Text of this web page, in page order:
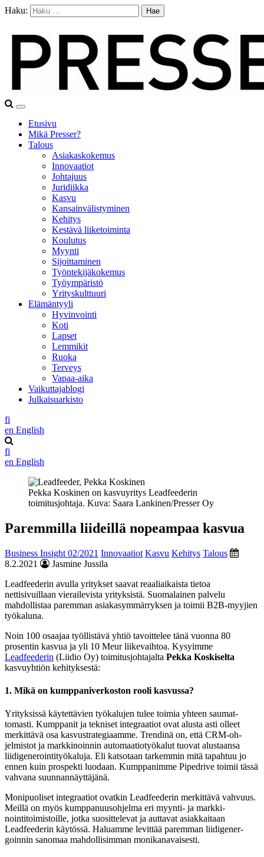
Haku:
Etusivu
Mikä Presser?
Talous
Asiakaskokemus
Innovaatiot
Johtajuus
Juridiikka
Kasvu
Kansainvälistyminen
Kehitys
Kestävä liiketoiminta
Koulutus
Myynti
Sijoittaminen
Työntekijäkokemus
Työympäristö
Yrityskulttuuri
Elämäntyyli
Hyvinvointi
Koti
Lapset
Lemmikit
Ruoka
Terveys
Vapaa-aika
Vaikuttajablogi
Julkaisuarkisto
fi
en English
fi
en English
Pekka Koskinen on kasvuyritys Leadfeederin
toimitusjohtaja. Kuva: Saara Lankinen/Presser Oy
Paremmilla liideillä nopeampaa kasvua
Business Insight 02/2021 Innovaatiot Kasvu Kehitys Talous
8.2.2021
Jasmine Jussila
Leadfeederin avulla yritykset saavat reaaliaikaista tietoa
nettisivuillaan vierailevista yrityksistä. Suomalainen palvelu
mahdollistaa paremman asiakasymmärryksen ja toimii B2B-myyjien
työkaluna.
Noin 100 osaajaa työllistävä yhtiö tavoittelee tänä vuonna 80
prosentin kasvua ja yli 10 Meur liikevaihtoa. Kysyimme
Leadfeederin (Liidio Oy) toimitusjohtajalta Pekka Koskiselta
kasvuyhtiön kehityksestä:
1. Mikä on kumppaniverkoston rooli kasvussa?
Yrityksissä käytettävien työkalujen tulee toimia yhteen saumat-
tomasti. Kumppanit ja tekniset integraatiot ovat alusta asti olleet
merkittävä osa kasvustrategiaamme. Trendinä on, että CRM-oh-
jelmistot ja markkinoinnin automaatiotyökalut tuovat alustaansa
liidigenerointityökaluja. Eli katsotaan tarkemmin mitä tapahtuu jo
ennen kuin prospekti luodaan. Kumppanimme Pipedrive toimii tässä
vahvana suunnannäyttäjänä.
Monipuoliset integraatiot ovatkin Leadfeederin merkittävä vahvuus.
Meillä on myös kumppanuusohjelma eri myynti- ja markki-
nointitoimistoille, jotka suosittelevat ja auttavat asiakkaitaan
Leadfeederin käytössä. Haluamme levittää paremman liidigener-
goinnin sanomaa mahdollisimman monikanavaisesti.